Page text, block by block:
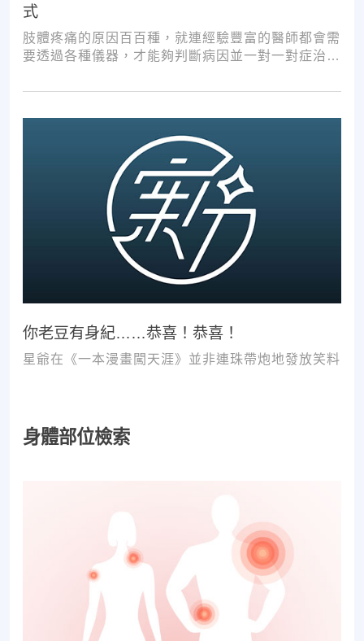
式
肢體疼痛的原因百百種，就連經驗豐富的醫師都會需
要透過各種儀器，才能夠判斷病因並一對一對症治
次推拿、按摩，都難以讓您徹底擺脫不適。
你老豆有身紀……恭喜！恭喜！
星爺在《一本漫畫闖天涯》並非連珠帶炮地發放笑料
身體部位檢索